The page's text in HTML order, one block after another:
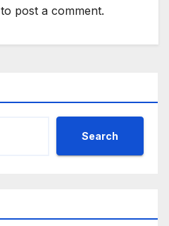
to post a comment.
Search